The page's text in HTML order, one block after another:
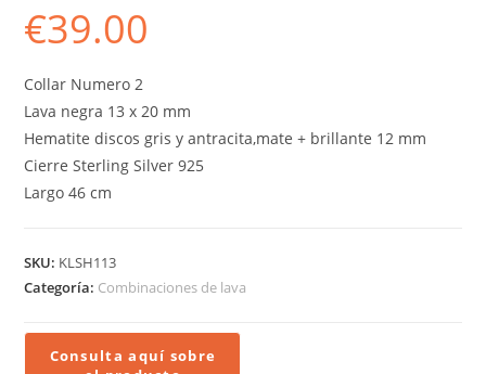
€39.00
Collar Numero 2
Lava negra 13 x 20 mm
Hematite discos gris y antracita,mate + brillante 12 mm
Cierre Sterling Silver 925
Largo 46 cm
SKU: KLSH113
Categoría: Combinaciones de lava